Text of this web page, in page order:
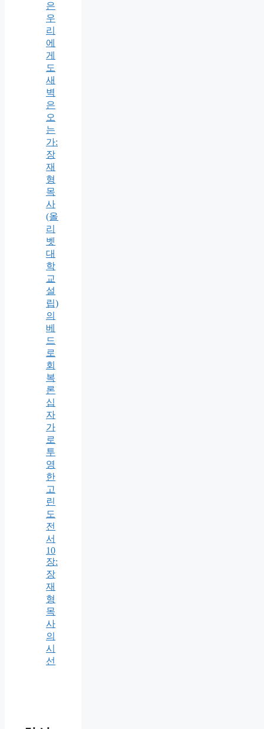
은
우
리
에
게
도
새
벽
은
오
는
가:
장
재
형
목
사
(올
리
벳
대
학
교
설
립)
의
베
드
로
회
복
론
십
자
가
로
투
영
한
고
린
도
전
서
10
장:
장
재
형
목
사
의
시
선